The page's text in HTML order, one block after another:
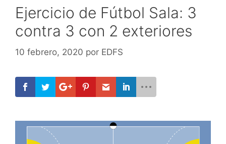
Ejercicio de Fútbol Sala: 3
contra 3 con 2 exteriores
10 febrero, 2020 por EDFS